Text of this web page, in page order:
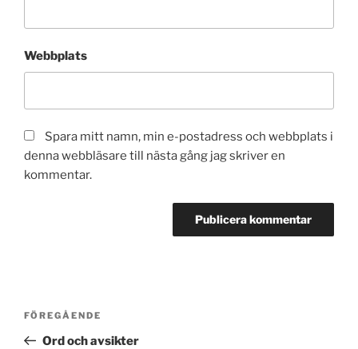
Webbplats
Spara mitt namn, min e-postadress och webbplats i
denna webbläsare till nästa gång jag skriver en
kommentar.
Inläggsnavigering
Föregående
inlägg
FÖREGÅENDE
Ord och avsikter